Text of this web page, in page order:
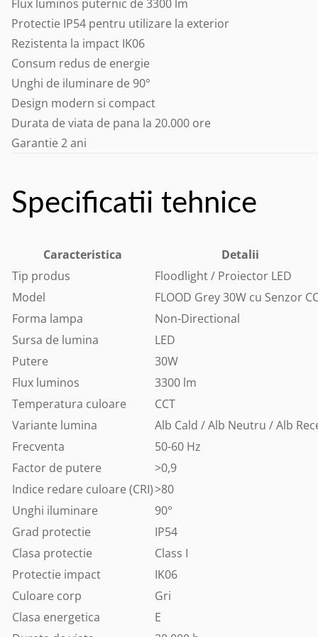
Flux luminos puternic de 3300 lm
Protectie IP54 pentru utilizare la exterior
Rezistenta la impact IK06
Consum redus de energie
Unghi de iluminare de 90°
Design modern si compact
Durata de viata de pana la 20.000 ore
Garantie 2 ani
Specificatii tehnice
Caracteristica
Detalii
Tip produs
Floodlight / Proiector LED
Model
FLOOD Grey 30W cu Senzor
Forma lampa
Non-Directional
Sursa de lumina
LED
Putere
30W
Flux luminos
3300 lm
Temperatura culoare
CCT
Variante lumina
Alb Cald / Alb Neutru / Alb
Frecventa
50-60 Hz
Factor de putere
>0,9
Indice redare culoare (CRI)>80
Unghi iluminare
90°
Grad protectie
IP54
Clasa protectie
Class I
Protectie impact
IK06
Culoare corp
Gri
Clasa energetica
E